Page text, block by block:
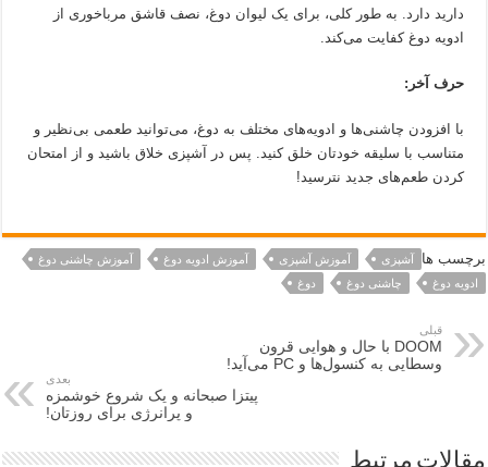
دارید دارد. به طور کلی، برای یک لیوان دوغ، نصف قاشق مرباخوری از
ادویه دوغ کفایت می‌کند.
حرف آخر:
با افزودن چاشنی‌ها و ادویه‌های مختلف به دوغ، می‌توانید طعمی بی‌نظیر و
متناسب با سلیقه خودتان خلق کنید. پس در آشپزی خلاق باشید و از امتحان
کردن طعم‌های جدید نترسید!
برچسب ها آشپزی آموزش آشپزی آموزش ادویه دوغ
آموزش چاشنی دوغ
ادویه دوغ
چاشنی دوغ دوغ
قبلی
DOOM با حال و هوایی قرون
وسطایی به کنسول‌ها و PC می‌آید!
بعدی
پیتزا صبحانه و یک شروع خوشمزه
و پرانرژی برای روزتان!